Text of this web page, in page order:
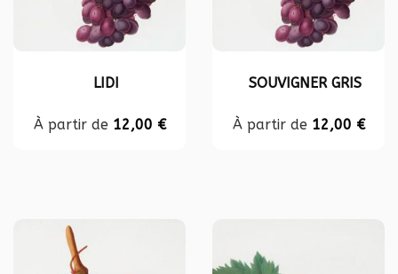
LIDI
À partir de 12,00 €
SOUVIGNER GRIS
À partir de 12,00 €